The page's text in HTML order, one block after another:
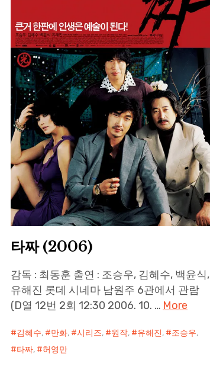
타짜 (2006)
감독 : 최동훈 출연 : 조승우, 김혜수, 백윤식,
유해진 롯데 시네마 남원주 6관에서 관람
(D열 12번 2회 12:30 2006. 10. … More
김혜수, 만화, 시리즈, 원작, 유해진, 조승우,
타짜, 허영만